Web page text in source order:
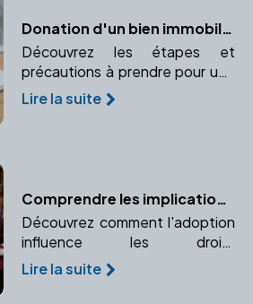
Donation d'un bien immobilier : Comment procéder ?
Découvrez les étapes et
précautions à prendre pour une
donation immobilière sécurisée.
Comprenez le rôle crucial du
Lire la suite
Comprendre les implications de l'adoption sur la succession
Découvrez comment l'adoption
influence les droits
successoraux et pourquoi il est
essentiel de consulter un
Lire la suite